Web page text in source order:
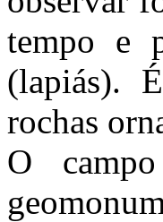
tempo e
(lapiás).
rochas
O